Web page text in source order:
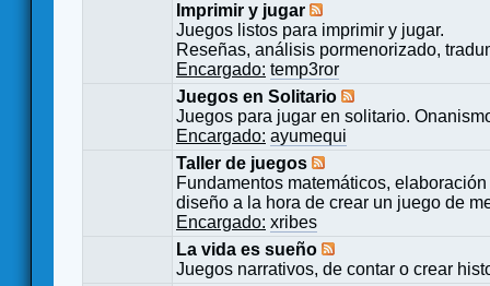
Imprimir y jugar
Juegos listos para imprimir y jugar.
Reseñas, análisis pormenorizado,
Encargado: temp3ror
Juegos en Solitario
Juegos para jugar en solitario.
Encargado: ayumequi
Taller de juegos
Fundamentos matemáticos,
diseño a la hora de crear un juego de
Encargado: xribes
La vida es sueño
Juegos narrativos, de contar o crear